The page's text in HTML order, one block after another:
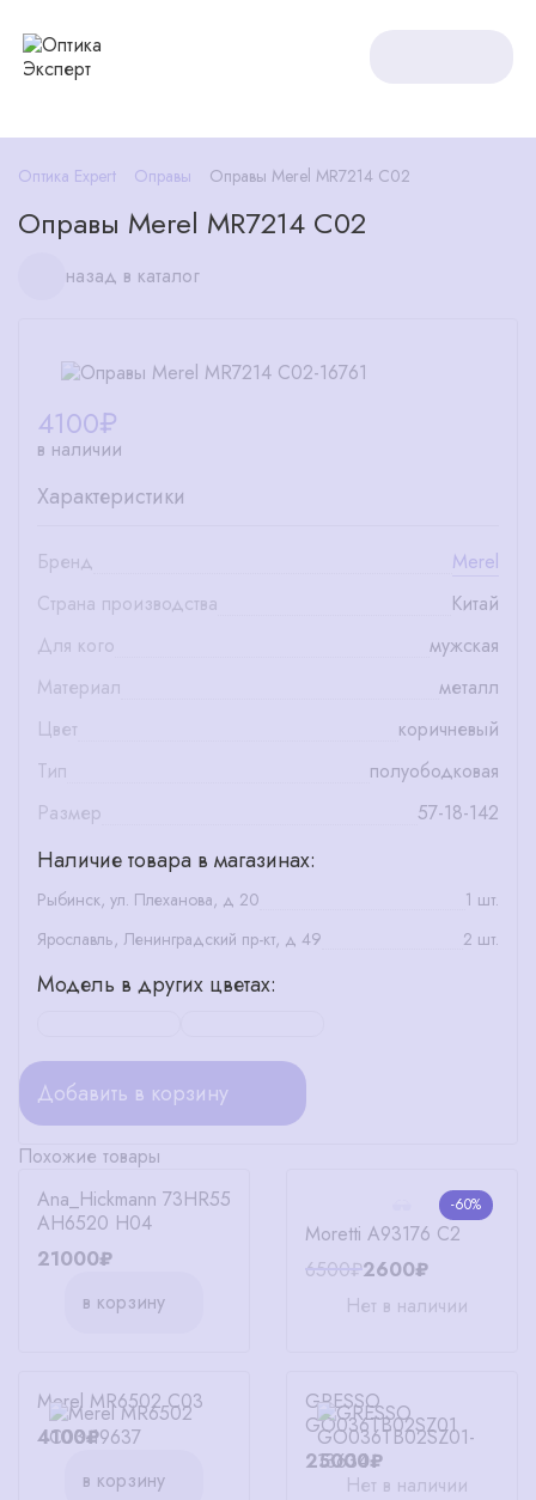
Оптика Expert Оправы Оправы Merel MR7214 C02
Оправы Merel MR7214 C02
назад в каталог
4100₽
в наличии
Характеристики
Бренд
Merel
Страна производства
Китай
Для кого
мужская
Материал
металл
Цвет
коричневый
Тип
полуободковая
Размер
57-18-142
Наличие товара в магазинах:
Рыбинск, ул. Плеханова, д 20
1 шт.
Ярославль, Ленинградский пр-кт, д 49
2 шт.
Модель в других цветах:
Добавить в корзину
Похожие товары
Ana_Hickmann 73HR55
AH6520 H04
21000₽
в корзину
-60%
Moretti A93176 C2
6500₽2600₽
Нет в наличии
Merel MR6502 C03
4100₽
в корзину
GRESSO
GO036TB02SZ01
25000₽
Нет в наличии